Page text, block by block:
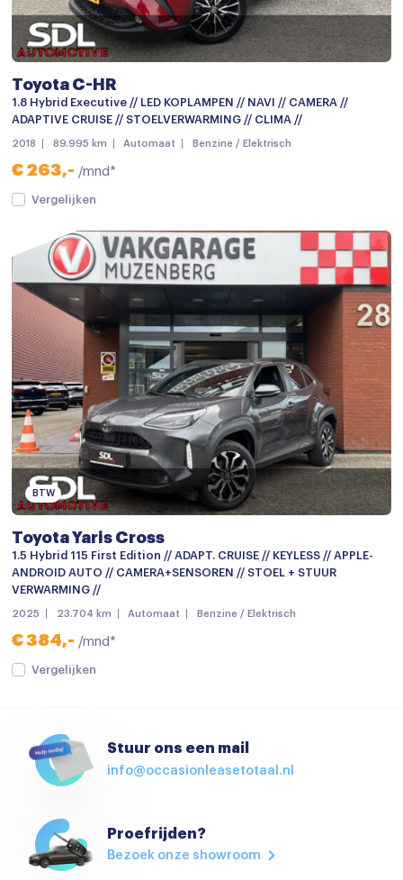
Airco (automatisch)
Airco met elektronische regeling
Armsteun achter
Armsteun voor
Bestuurdersstoel in hoogte verstelbaar
Binnenspiegel automatisch dimmend
Elektrische ramen voor en achter
Hoofdsteunen achter
Keyless start
keyless start
Lederen stuurwiel
Lederen versnellingspook
Passagiersstoel in hoogte verstelbaar
Regensensor
Stuurbekrachtiging
Stuur verstelbaar
Virtual cockpit
Zwarte hemelbekleding
Achteruitrijcamera
Airbag(s) hoofd achter
Airbag(s) hoofd voor
Airbag(s) side voor
Airbag bestuurder
Alarm klasse 1(startblokkering)
Anti Blokkeer Systeem
Toyota C-HR
1.8 Hybrid Executive // LED KOPLAMPEN // NAVI // CAMERA //
ADAPTIVE CRUISE // STOELVERWARMING // CLIMA //
2018 89.995 km Automaat Benzine / Elektrisch
€ 263,- /mnd*
Vergelijken
BTW
Toyota Yaris Cross
1.5 Hybrid 115 First Edition // ADAPT. CRUISE // KEYLESS // APPLE-
ANDROID AUTO // CAMERA+SENSOREN // STOEL + STUUR
VERWARMING //
2025 23.704 km Automaat Benzine / Elektrisch
€ 384,- /mnd*
Vergelijken
Stuur ons een mail
info@occasionleasetotaal.nl
Proefrijden?
Bezoek onze showroom